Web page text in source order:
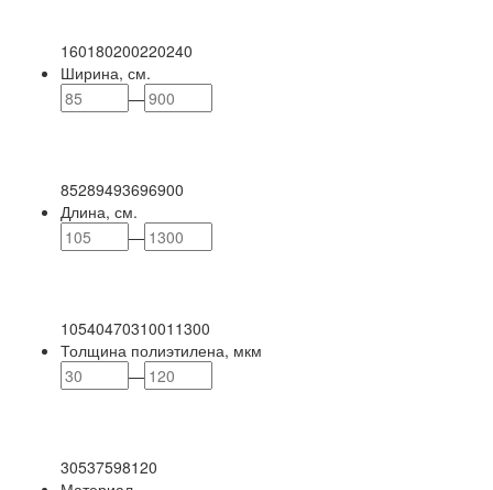
160180200220240
Ширина, см.
—
85289493696900
Длина, см.
—
1054047031001 1300
Толщина полиэтилена, мкм
—
30537598120